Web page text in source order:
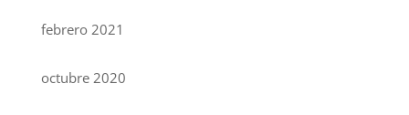
febrero 2021
octubre 2020